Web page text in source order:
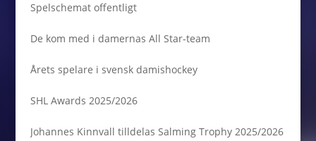
Spelschemat offentligt
De kom med i damernas All Star-team
Årets spelare i svensk damishockey
SHL Awards 2025/2026
Johannes Kinnvall tilldelas Salming Trophy 2025/2026